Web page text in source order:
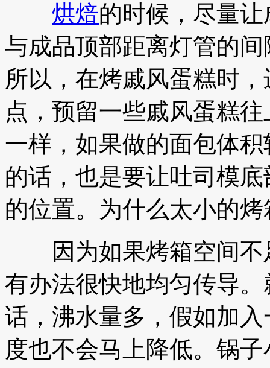
烘焙的时候，尽量
与成品顶部距离灯管的
所以，在烤戚风蛋糕时
点，预留一些戚风蛋糕
一样，如果做的面包体
的话，也是要让吐司模
的位置。为什么太小的
因为如果烤箱空间不
有办法很快地均匀传导
话，沸水量多，假如加
度也不会马上降低。锅